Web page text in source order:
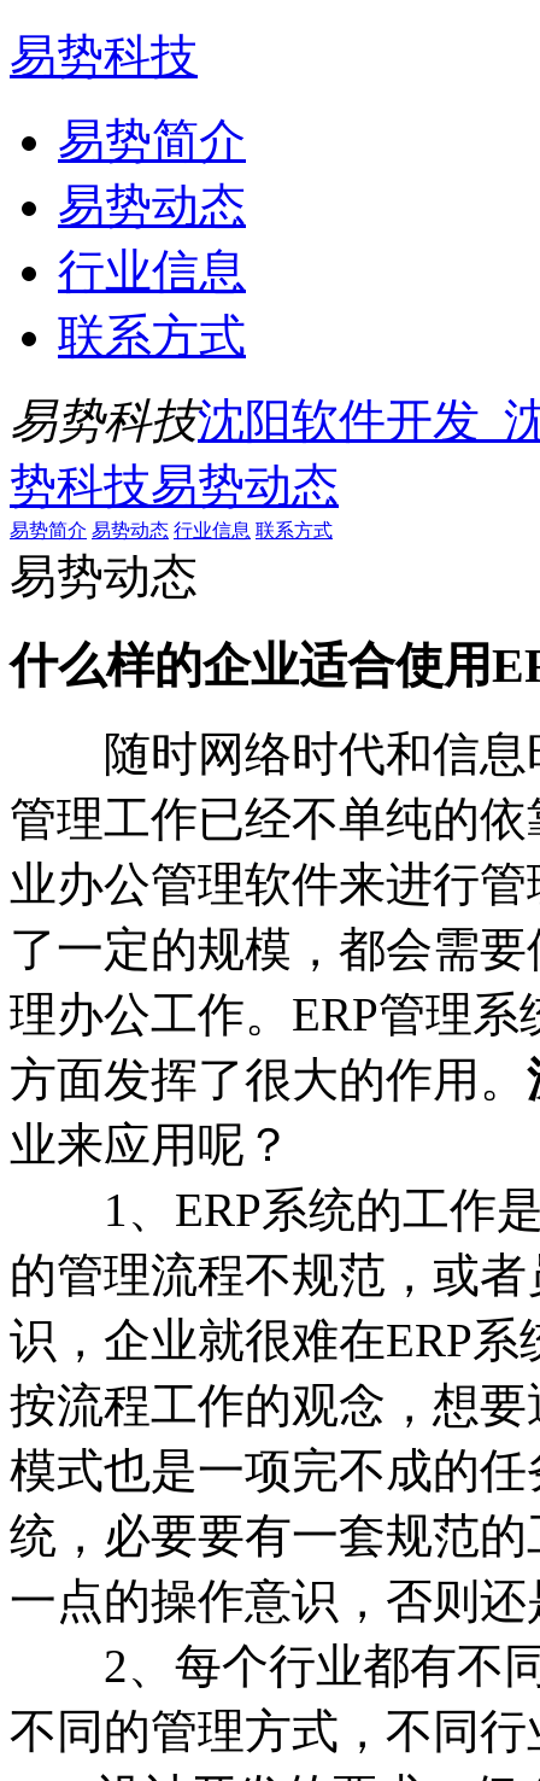
易势科技
易势简介
易势动态
行业信息
联系方式
易势科技沈阳软件开发_
势科技易势动态
易势简介 易势动态 行业信息 联系方式
易势动态
什么样的企业适合使用
随时网络时代和信息
管理工作已经不单纯的
业办公管理软件来进行
了一定的规模，都会需
理办公工作。ERP管理
方面发挥了很大的作用。
业来应用呢？
1、ERP系统的工作是
的管理流程不规范，或
识，企业就很难在ERP
按流程工作的观念，想
模式也是一项完不成的
统，必要要有一套规范
一点的操作意识，否则
2、每个行业都有不同
不同的管理方式，不同